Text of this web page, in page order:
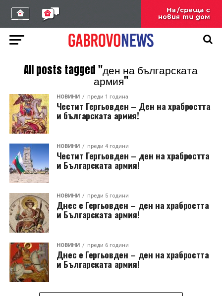
All posts tagged "ден на българската
армия"
НОВИНИ преди 1 година
Честит Гергьовден – Ден на храбростта
и българската армия!
НОВИНИ преди 4 години
Честит Гергьовден – ден на храбростта
и Българската армия!
НОВИНИ преди 5 години
Днес е Гергьовден – ден на храбростта
и Българската армия!
НОВИНИ преди 6 години
Днес е Гергьовден – ден на храбростта
и Българската армия!